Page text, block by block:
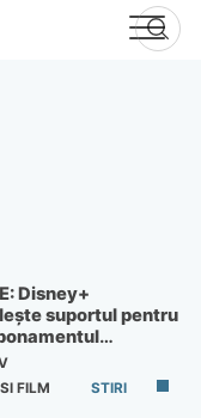
Disney+
suportul pentru
FILM
STIRI